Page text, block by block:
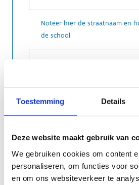
Toestemming Details
Deze website maakt gebruik van
We gebruiken cookies om content
personaliseren, om functies voor
en om ons websiteverkeer te
Noteer hier de straatnaam en
de school
Vul hier de postcode en